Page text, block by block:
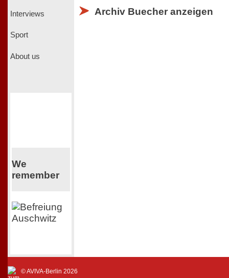
Interviews
Sport
About us
We
remember
Archiv Buecher anzeigen
© AVIVA-Berlin 2026